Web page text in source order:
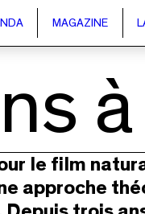
MAGAZINE
le film
approche